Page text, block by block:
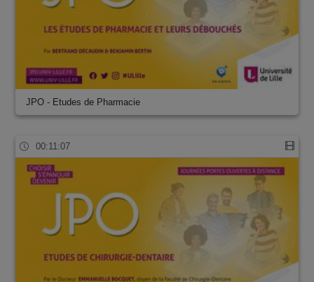
JPO - Etudes de Pharmacie
00:11:07